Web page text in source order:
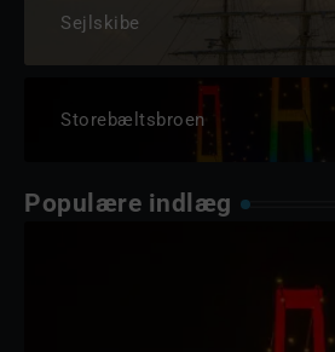
Sejlskibe
Storebæltsbroen
Populære indlæg